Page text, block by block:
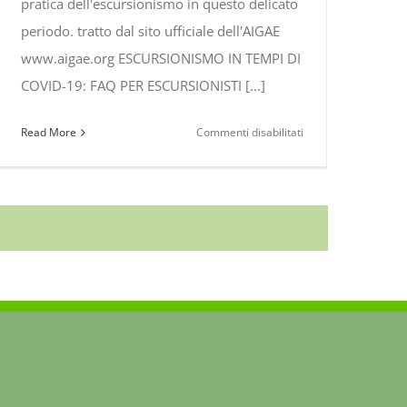
pratica dell'escursionismo in questo delicato
periodo. tratto dal sito ufficiale dell'AIGAE
www.aigae.org ESCURSIONISMO IN TEMPI DI
COVID-19: FAQ PER ESCURSIONISTI [...]
Read More Commenti disabilitati
AIGAE)